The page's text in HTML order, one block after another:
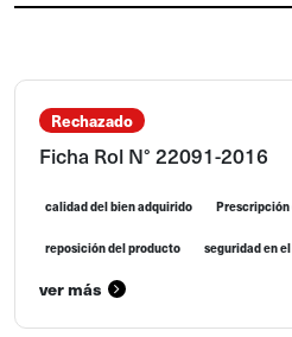
Rechazado
Ficha Rol N° 22091-2016
calidad del bien adquirido
reposición del producto seguridad en
ver más